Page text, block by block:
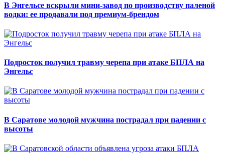
В Энгельсе вскрыли мини-завод по производству паленой
водки: ее продавали под премиум-брендом
Подросток получил травму черепа при атаке БПЛА на
Энгельс
В Саратове молодой мужчина пострадал при падении с
высоты